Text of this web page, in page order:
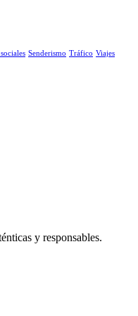
Senderismo Tráfico Viajes
y responsables.